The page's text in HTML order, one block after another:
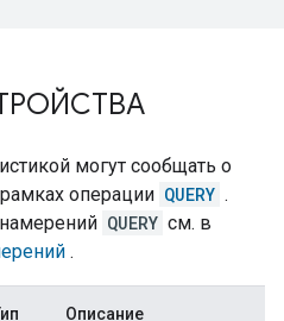
могут сообщать о
операции QUERY .
QUERY см. в
.
Описание